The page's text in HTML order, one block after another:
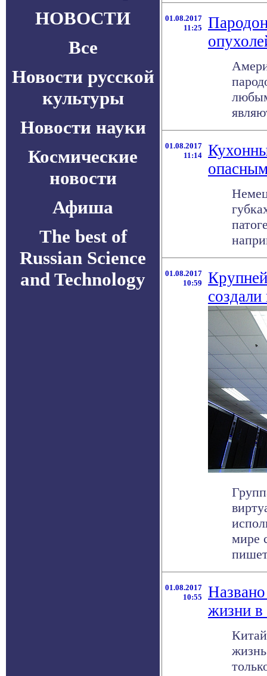
НОВОСТИ
Все
Новости русской
культуры
Новости науки
Космические
новости
Афиша
The best of
Russian Science
and Technology
01.08.2017
11:25
01.08.2017
11:14
01.08.2017
10:59
мире
01.08.2017
10:55
жизни в